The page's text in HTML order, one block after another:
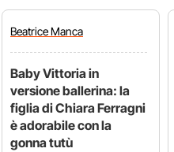
BeatriceManca
Baby Vittoria in
versione ballerina: la
figlia di Chiara Ferragni
è adorabile con la
gonna tutù